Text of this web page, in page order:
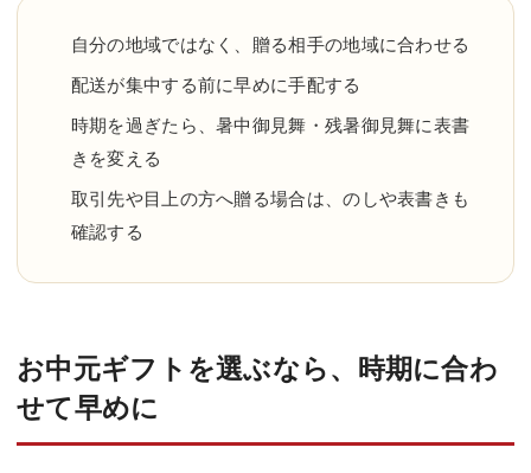
自分の地域ではなく、贈る相手の地域に合わせる
配送が集中する前に早めに手配する
時期を過ぎたら、暑中御見舞・残暑御見舞に表書
きを変える
取引先や目上の方へ贈る場合は、のしや表書きも
確認する
お中元ギフトを選ぶなら、時期に合わ
せて早めに